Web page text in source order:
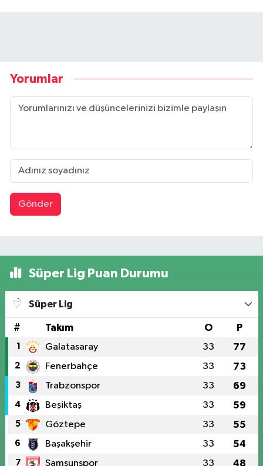
Yorumlar
Gönder
Süper Lig Puan Durumu
Süper Lig
# Takım O P
1 Galatasaray 33 77
2 Fenerbahçe 33 73
3 Trabzonspor 33 69
4 Beşiktaş 33 59
5 Göztepe 33 55
6 Başakşehir 33 54
7 Samsunspor 33 48